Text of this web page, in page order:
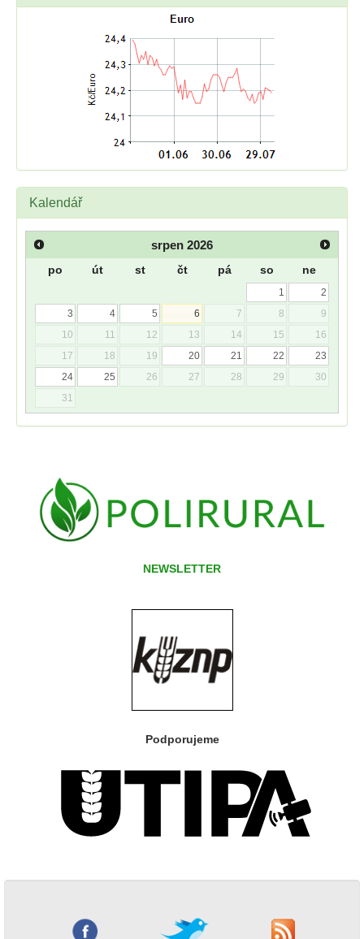
Kalendář
srpen 2026
po út st čt pá so ne
1
2
3
4 5 6 7 8
9
10
11 12 13 14 15
16
17
18 19 20 21 22
23
24
25 26 27 28 29
30
31
NEWSLETTER
Podporujeme